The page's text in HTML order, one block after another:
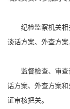
纪检监察机关
谈话方案、外查方案
监督检查、审
话方案、外查方案
证审核把关。